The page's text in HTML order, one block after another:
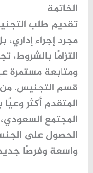
الخاتمة
تقديم طلب
مجرد إجراء
التزامًا بالشروط،
ومتابعة مستمرة
قسم التجنيس.
المتقدم أكثر
المجتمع
الحصول على
واسعة وفرصًا